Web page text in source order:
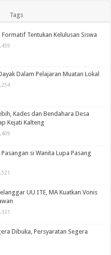
Tags
Tentukan Kelulusan Siswa
Dalam Pelajaran Muatan Lokal
Kades dan Bendahara Desa
Kejati Kalteng
si Wanita Lupa Pasang
UU ITE, MA Kuatkan Vonis
Dibuka, Persyaratan Segera